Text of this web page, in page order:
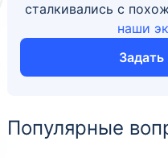
сталкивались с
наши
Популярные